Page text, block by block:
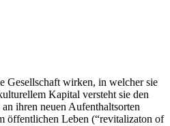
Gesellschaft wirken, in welcher sie
Kapital versteht sie den
ihren neuen Aufenthaltsorten
öffentlichen Leben (“revitalizaton of